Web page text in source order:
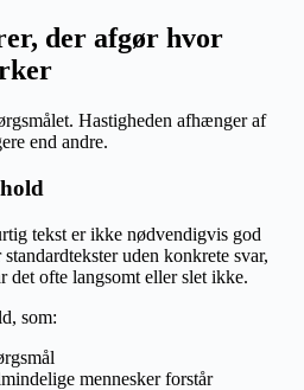
der afgør hvor
Hastigheden afhænger af
end andre.
tekst er ikke nødvendigvis god
uden konkrete svar,
det ofte langsomt eller slet ikke.
som:
mennesker forstår